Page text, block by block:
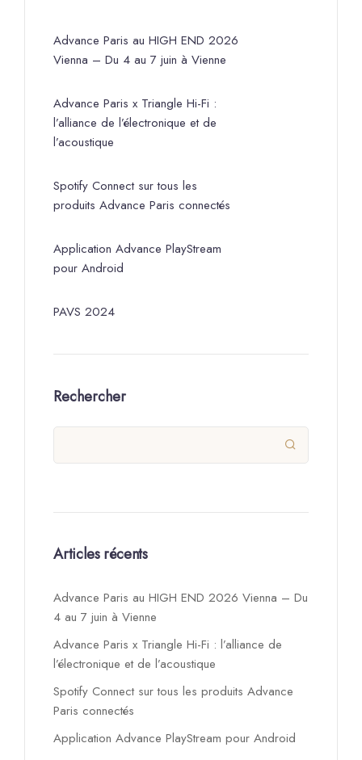
Advance Paris au HIGH END 2026
Vienna – Du 4 au 7 juin à Vienne
Advance Paris x Triangle Hi-Fi :
l’alliance de l’électronique et de
l’acoustique
Spotify Connect sur tous les
produits Advance Paris connectés
Application Advance PlayStream
pour Android
PAVS 2024
Rechercher

Articles récents
Advance Paris au HIGH END 2026 Vienna – Du
4 au 7 juin à Vienne
Advance Paris x Triangle Hi-Fi : l’alliance de
l’électronique et de l’acoustique
Spotify Connect sur tous les produits Advance
Paris connectés
Application Advance PlayStream pour Android